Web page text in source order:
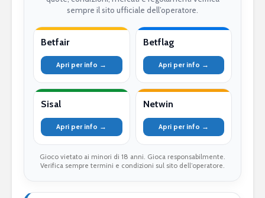
sempre il sito ufficiale dell’operatore.
Betfair
Apri per info →
Betflag
Apri per info →
Sisal
Apri per info →
Netwin
Apri per info →
Gioco vietato ai minori di 18 anni. Gioca responsabilmente.
Verifica sempre termini e condizioni sul sito dell’operatore.